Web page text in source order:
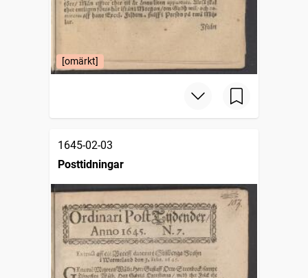
[omärkt]
1645-02-03
Posttidningar